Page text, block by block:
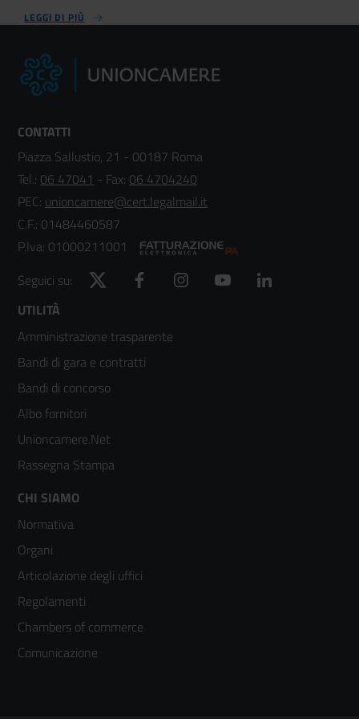
LEGGI DI PIÙ
CONTATTI
Piazza Sallustio, 21 - 00187 Roma
Tel.: 06 47041 - Fax: 06 4704240
PEC: unioncamere@cert.legalmail.it
C.F.: 01484460587
P.Iva: 01000211001
Seguici su:
Twitter Facebook Instagram YouTube
Footer
menù
colonna
2
UTILITÀ
Amministrazione trasparente
Bandi di gara e contratti
Bandi di concorso
Albo fornitori
Unioncamere.Net
Rassegna Stampa
Footer
menù
colonna
3
CHI SIAMO
Normativa
Organi
Articolazione degli uffici
Regolamenti
Chambers of commerce
Comunicazione